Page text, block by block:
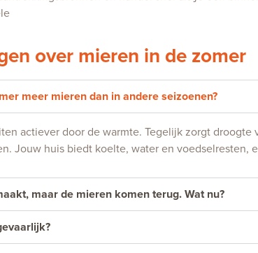
over mieren in de zomer
meer mieren dan in andere seizoenen?
actiever door de warmte. Tegelijk zorgt
Jouw huis biedt koelte, water en voedselresten,
maar de mieren komen terug. Wat nu?